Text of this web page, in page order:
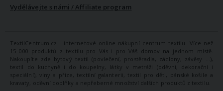
Vydělávejte s námi / Affiliate program
TextilCentrum.cz - internetové online nákupní centrum textilu. Více než
15 000 produktů z textilu pro Vás i pro Váš domov na jednom místě.
Nakoupíte zde bytový textil (povlečení, prostěradla, záclony, závěsy ...),
textil do kuchyně i do koupelny, látky v metráži (oděvní, dekorační i
speciální), vlny a příze, textilní galanterii, textil pro děti, pánské košile a
kravaty, oděvní doplňky a nepřeberné množství dalších produktů z textilu.